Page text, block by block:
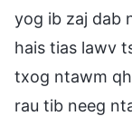
yog ib zaj dab
hais tias lawv
txog ntawm
rau tib neeg